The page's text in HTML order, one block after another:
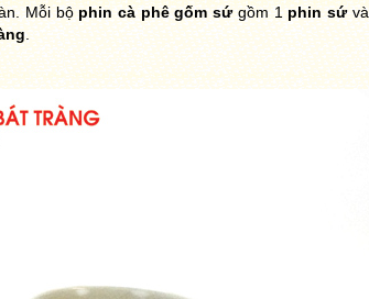
Mỗi bộ phin cà phê gốm sứgồm 1 phin sứvà